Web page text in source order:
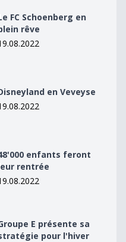
FC Schoenberg en
rêve
en Veveyse
leur rentrée
enfants feront
rentrée
pour l&#039;hiver
E présente sa
pour l'hiver